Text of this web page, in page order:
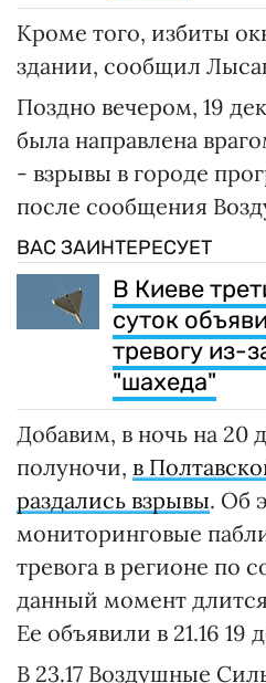
Кроме того, избиты
здании, сообщил
Поздно вечером, 19
была направлена
- взрывы в городе
после сообщения
ВАС ЗАИНТЕРЕСУЕТ
В Киеве
суток
тревогу из-
"шахеда"
Добавим, в ночь на 20
полуночи, в
раздались взрывы. Об
мониторинговые
тревога в регионе по
данный момент
Ее объявили в 21.16 19
В 23.17 Воздушные